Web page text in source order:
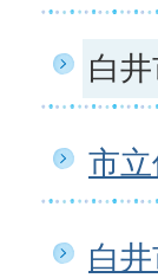
白
市
白